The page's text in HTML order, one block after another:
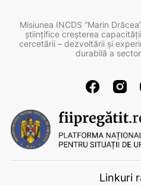
Misiunea INCDS ”Marin
ştiinţifice creşterea
cercetării – dezvoltării şi
durabilă a
Linkuri